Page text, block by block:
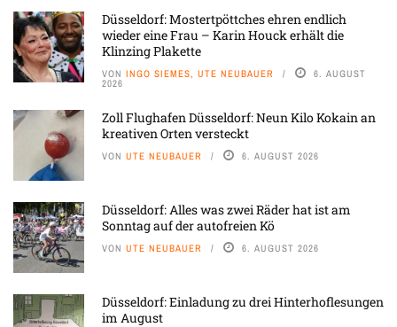
Düsseldorf: Mostertpöttches ehren endlich
wieder eine Frau – Karin Houck erhält die
Klinzing Plakette
VON INGO SIEMES, UTE NEUBAUER 6. AUGUST
2026
Zoll Flughafen Düsseldorf: Neun Kilo Kokain an
kreativen Orten versteckt
VON UTE NEUBAUER 6. AUGUST 2026
Düsseldorf: Alles was zwei Räder hat ist am
Sonntag auf der autofreien Kö
VON UTE NEUBAUER 6. AUGUST 2026
Düsseldorf: Einladung zu drei Hinterhoflesungen
im August